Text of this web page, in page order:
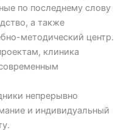
по последнему слову
а также
методический центр.
клиника
непрерывно
и индивидуальный